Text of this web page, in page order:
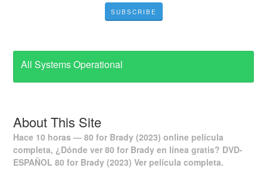
SUBSCRIBE
All Systems Operational
About This Site
Hace 10 horas — 80 for Brady (2023) online película
completa, ¿Dónde ver 80 for Brady en línea gratis? DVD-
ESPAÑOL 80 for Brady (2023) Ver película completa.